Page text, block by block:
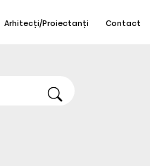
Arhitecți/Proiectanți Contact